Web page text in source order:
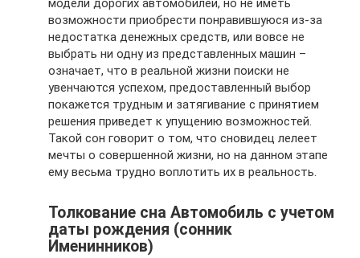
модели дорогих автомобилей, но не иметь
возможности приобрести понравившуюся из-за
недостатка денежных средств, или вовсе не
выбрать ни одну из представленных машин –
означает, что в реальной жизни поиски не
увенчаются успехом, предоставленный выбор
покажется трудным и затягивание с принятием
решения приведет к упущению возможностей.
Такой сон говорит о том, что сновидец лелеет
мечты о совершенной жизни, но на данном этапе
ему весьма трудно воплотить их в реальность.
Толкование сна Автомобиль с учетом
даты рождения (сонник
Именинников)